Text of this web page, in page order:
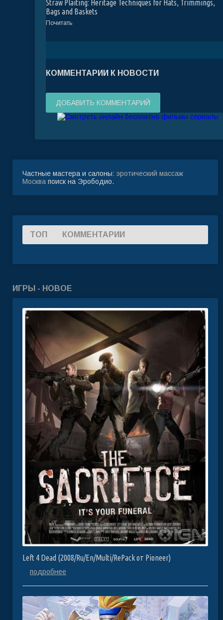
Straw Plaiting: Heritage Techniques for Hats, Trimmings,
Bags and Baskets
Почитать
КОММЕНТАРИИ К НОВОСТИ
ДОБАВИТЬ КОММЕНТАРИЙ
Частные мастера и салоны: эротический массаж
Москва поиск на Эрободио.
ТОП КОММЕНТАРИИ
ИГРЫ - НОВОЕ
Left 4 Dead (2008/Ru/En/Multi/RePack от Pioneer)
подробнее